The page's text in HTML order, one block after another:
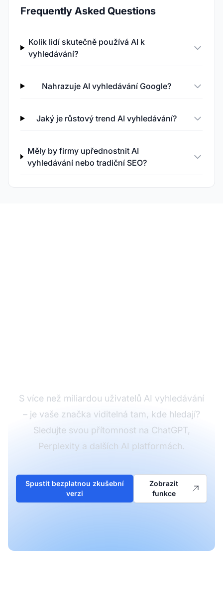
Frequently Asked Questions
Kolik lidí skutečně používá AI k
vyhledávání?
Nahrazuje AI vyhledávání Google?
Jaký je růstový trend AI vyhledávání?
Měly by firmy upřednostnit AI
vyhledávání nebo tradiční SEO?
S více než miliardou uživatelů AI vyhledávání
– je vaše značka viditelná tam, kde hledají?
Sledujte svou přítomnost na ChatGPT,
Perplexity a dalších AI platformách.
Spustit bezplatnou zkušební
verzi
Zobrazit
funkce